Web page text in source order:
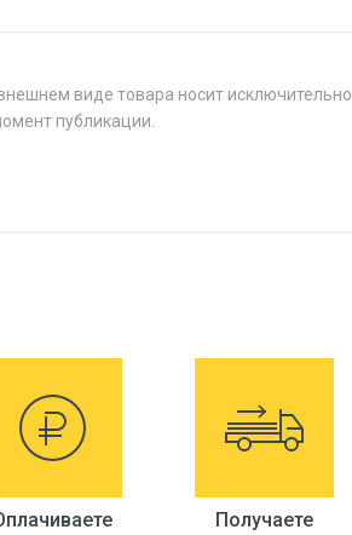
виде товара носит исключительно
публикации.
Получаете